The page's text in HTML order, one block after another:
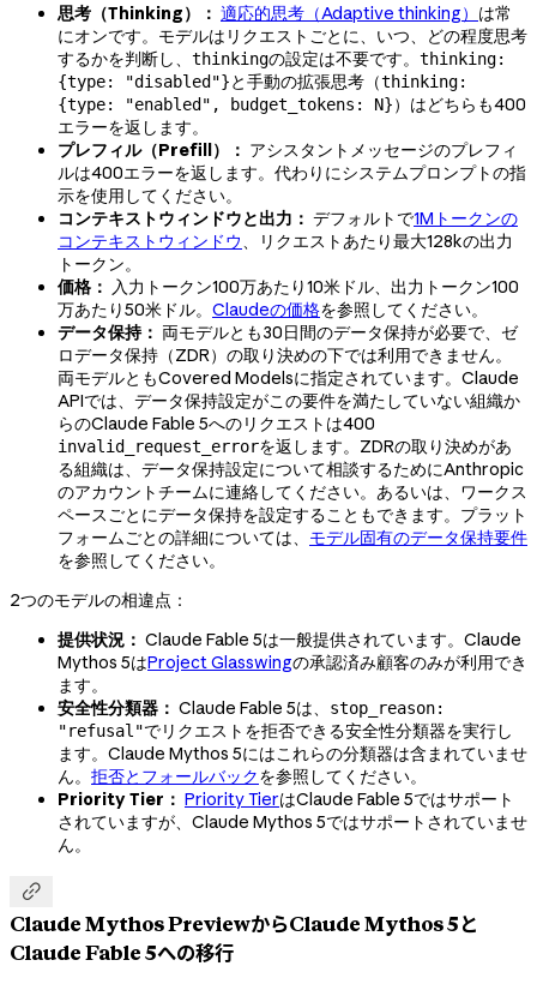
思考（Thinking）： 適応的思考（Adaptive thinking） は常
にオンです。モデルはリクエストごとに、いつ、どの程度思考
するかを判断し、 thinkingの設定は不要です。 thinking:
{type: "disabled"}と手動の拡張思考（thinking:
{type: "enabled", budget_tokens: N}）はどちらも400
エラーを返します。
プレフィル（Prefill）： アシスタントメッセージのプレフィ
ルは400エラーを返します。代わりにシステムプロンプトの指
示を使用してください。
コンテキストウィンドウと出力： デフォルトで1Mトークンの
コンテキストウィンドウ、リクエストあたり最大128kの出力
トークン。
価格： 入力トークン100万あたり10米ドル、出力トークン100
万あたり50米ドル。 Claudeの価格を参照してください。
データ保持： 両モデルとも30日間のデータ保持が必要で、ゼ
ロデータ保持（ZDR）の取り決めの下では利用できません。
両モデルともCovered Modelsに指定されています。Claude
APIでは、データ保持設定がこの要件を満たしていない組織か
らのClaude Fable 5へのリクエストは400
invalid_request_errorを返します。ZDRの取り決めがあ
る組織は、データ保持設定について相談するためにAnthropic
のアカウントチームに連絡してください。あるいは、ワークス
ペースごとにデータ保持を設定することもできます。プラット
フォームごとの詳細については、 モデル固有のデータ保持要件
を参照してください。
2つのモデルの相違点：
提供状況： Claude Fable 5は一般提供されています。Claude
Mythos 5はProject Glasswingの承認済み顧客のみが利用でき
ます。
安全性分類器： Claude Fable 5は、
stop_reason:
"refusal"でリクエストを拒否できる安全性分類器を実行し
ます。Claude Mythos 5にはこれらの分類器は含まれていませ
ん。 拒否とフォールバックを参照してください。
Priority Tier： Priority TierはClaude Fable 5ではサポート
されていますが、Claude Mythos 5ではサポートされていませ
ん。

Claude Mythos PreviewからClaude Mythos 5と
Claude Fable 5への移行